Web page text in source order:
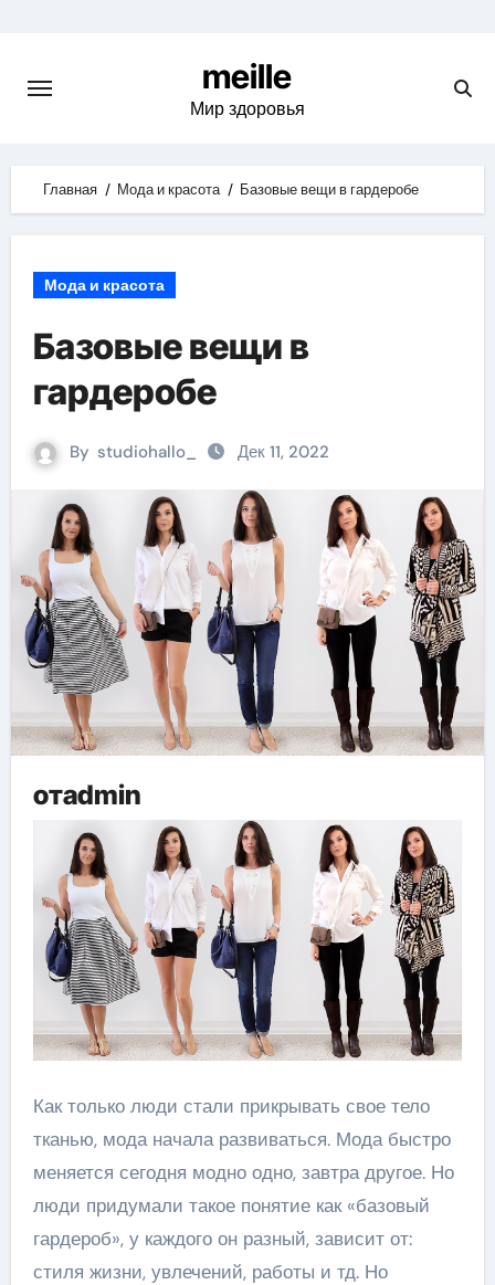
content
meille
Мир здоровья
Главная Мода и красота Базовые вещи в гардеробе
Мода и красота
Базовые вещи в
гардеробе
By studiohallo_ Дек 11, 2022
отadmin
Как только люди стали прикрывать свое тело
тканью, мода начала развиваться. Мода быстро
меняется сегодня модно одно, завтра другое. Но
люди придумали такое понятие как «базовый
гардероб», у каждого он разный, зависит от:
стиля жизни, увлечений, работы и тд. Но